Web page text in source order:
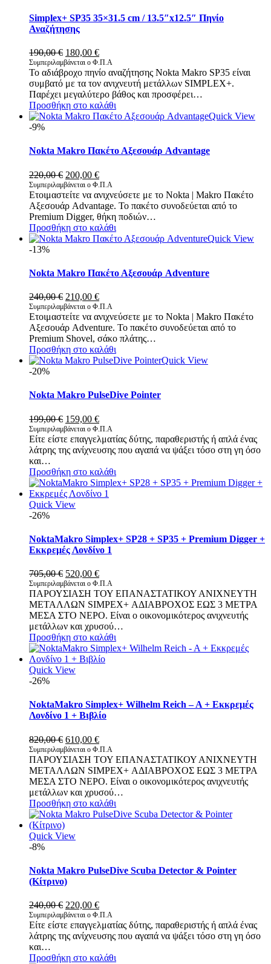
Simplex+ SP35 35×31.5 cm / 13.5″x12.5″ Πηνίο
Αναζήτησης
190,00€ Original
price
was:
190,00 €.
180,00 €Η
τρέχουσα
τιμή
είναι:
180,00 €.
Συμπεριλαμβάνεται ο Φ.Π.Α
Το αδιάβροχο πηνίο αναζήτησης Nokta Makro SP35 είναι
συμβατό με τα τον ανιχνευτή μετάλλων SIMPLEX+.
Παρέχει μεγαλύτερο βάθος και προσφέρει…
Προσθήκη στο καλάθι
Quick View
-9%
Nokta Makro Πακέτο Αξεσουάρ Advantage
220,00€ Original
price
was:
220,00 €.
200,00 €Η
τρέχουσα
τιμή
είναι:
200,00 €.
Συμπεριλαμβάνεται ο Φ.Π.Α
Ετοιμαστείτε να ανιχνεύσετε με το Nokta | Makro Πακέτο
Αξεσουάρ Advantage. Το πακέτο συνοδεύεται από το
Premium Digger, θήκη ποδιών…
Προσθήκη στο καλάθι
Quick View
-13%
Nokta Makro Πακέτο Αξεσουάρ Adventure
240,00€ Original
price
was:
240,00 €.
210,00 €Η
τρέχουσα
τιμή
είναι:
210,00 €.
Συμπεριλαμβάνεται ο Φ.Π.Α
Ετοιμαστείτε να ανιχνεύσετε με το Nokta | Makro Πακέτο
Αξεσουάρ Adventure. Το πακέτο συνοδεύεται από το
Premium Shovel, σάκο πλάτης…
Προσθήκη στο καλάθι
Quick View
-20%
Nokta Makro PulseDive Pointer
199,00€ Original
price
was:
199,00 €.
159,00 €Η
τρέχουσα
τιμή
είναι:
Συμπεριλαμβάνεται ο Φ.Π.Α
Είτε είστε επαγγελματίας δύτης, παραθεριστής ή απλά ένας
λάτρης της ανίχνευσης που αγαπά να ψάξει τόσο στη γη όσο
και…
Προσθήκη στο καλάθι
Quick View
-26%
NoktaMakro Simplex+ SP28 + SP35 + Premium Digger +
Εκκρεμές Λονδίνο 1
705,00€ Original
price
was:
705,00 €.
520,00 €Η
τρέχουσα
τιμή
είναι:
520,00 €.
Συμπεριλαμβάνεται ο Φ.Π.Α
ΠΑΡΟΥΣΙΑΣΗ ΤΟΥ ΕΠΑΝΑΣΤΑΤΙΚΟΥ ΑΝΙΧΝΕΥΤΗ
ΜΕΤΑΛΛΩΝ SIMPEX+ ΑΔΙΑΒΡΟΧΟΣ ΕΩΣ 3 ΜΕΤΡΑ
ΜΕΣΑ ΣΤΟ ΝΕΡΟ. Είναι ο οικονομικότερος ανιχνευτής
μετάλλων και χρυσού…
Προσθήκη στο καλάθι
Quick View
-26%
NoktaMakro Simplex+ Wilhelm Reich – A + Εκκρεμές
Λονδίνο 1 + Βιβλίο
820,00€ Original
price
was:
820,00 €.
610,00 €Η
τρέχουσα
τιμή
είναι:
610,00 €.
Συμπεριλαμβάνεται ο Φ.Π.Α
ΠΑΡΟΥΣΙΑΣΗ ΤΟΥ ΕΠΑΝΑΣΤΑΤΙΚΟΥ ΑΝΙΧΝΕΥΤΗ
ΜΕΤΑΛΛΩΝ SIMPEX+ ΑΔΙΑΒΡΟΧΟΣ ΕΩΣ 3 ΜΕΤΡΑ
ΜΕΣΑ ΣΤΟ ΝΕΡΟ. Είναι ο οικονομικότερος ανιχνευτής
μετάλλων και χρυσού…
Προσθήκη στο καλάθι
Quick View
-8%
Nokta Makro PulseDive Scuba Detector & Pointer
(Κίτρινο)
240,00€ Original
price
was:
240,00 €.
220,00 €Η
τρέχουσα
τιμή
είναι:
Συμπεριλαμβάνεται ο Φ.Π.Α
Είτε είστε επαγγελματίας δύτης, παραθεριστής ή απλά ένας
λάτρης της ανίχνευσης που αγαπά να ψάξει τόσο στη γη όσο
και…
Προσθήκη στο καλάθι